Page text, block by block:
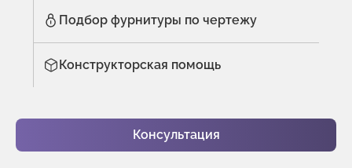
Подбор фурнитуры по чертежу
Конструкторская помощь
Консультация